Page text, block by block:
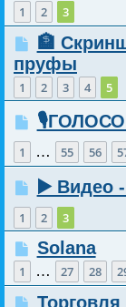
1 2 3
🏦
пруфы
1 2 3 4 5
1 … 55 56
▶️ Видео
1 2 3
Solana
1 … 27 28